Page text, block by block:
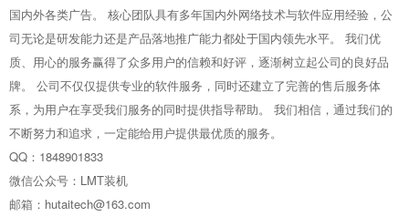
国内外各类广告。 核心团队具有多年国内外网络技术与软件应用经验，公
司无论是研发能力还是产品落地推广能力都处于国内领先水平。 我们优
质、用心的服务赢得了众多用户的信赖和好评，逐渐树立起公司的良好品
牌。 公司不仅仅提供专业的软件服务，同时还建立了完善的售后服务体
系，为用户在享受我们服务的同时提供指导帮助。 我们相信，通过我们的
不断努力和追求，一定能给用户提供最优质的服务。
QQ：1848901833
微信公众号：LMT装机
邮箱：hutaitech@163.com